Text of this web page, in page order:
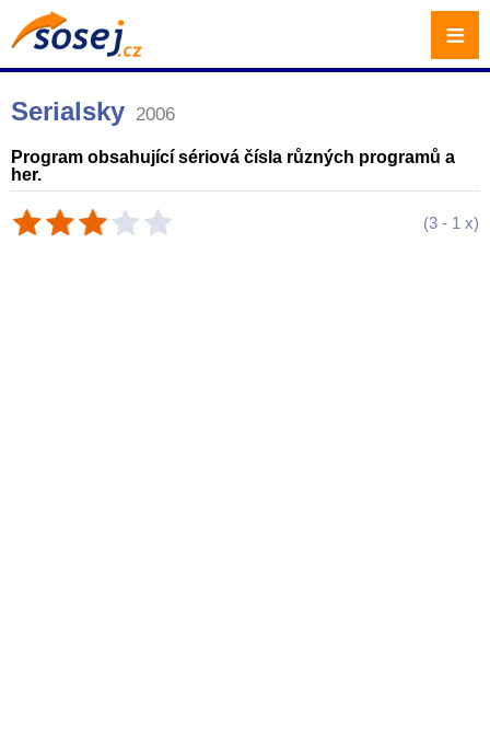
Serialsky 2006
Program obsahující sériová čísla různých programů a
her.
(3 - 1 x)
≡